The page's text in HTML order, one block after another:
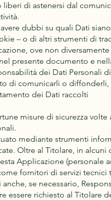
di astenersi dal
dubbi su quali Dati
– o di altri strumenti di
ove non
presente documento e
dei Dati
di comunicarli o
dei Dati raccolti
misure di sicurezza
mediante strumenti
Oltre al Titolare, in
Applicazione
fornitori di servizi
se necessario,
essere richiesto al Titolare